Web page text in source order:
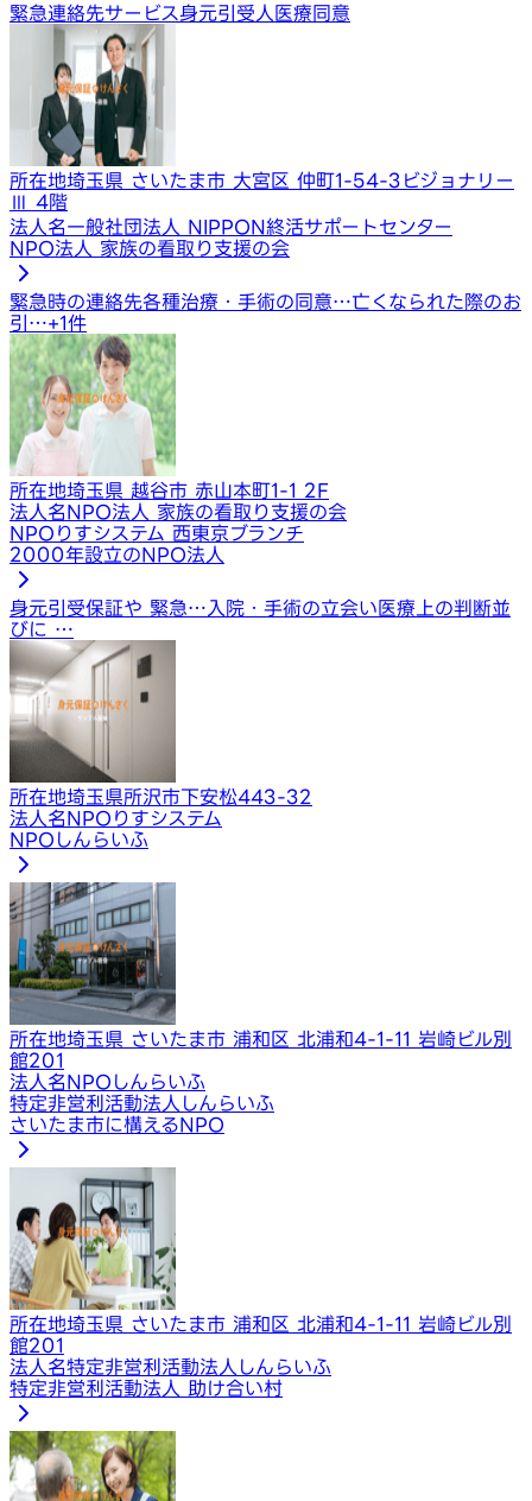
緊急連絡先サービス身元引受人医療同意
所在地埼玉県 さいたま市 大宮区 仲町1-54-3ビジョナリー
Ⅲ 4階
法人名一般社団法人 NIPPON終活サポートセンター
NPO法人 家族の看取り支援の会
緊急時の連絡先各種治療・手術の同意…亡くなられた際のお
引…+1件
所在地埼玉県 越谷市 赤山本町1-1 2F
法人名NPO法人 家族の看取り支援の会
NPOりすシステム 西東京ブランチ
2000年設立のNPO法人
身元引受保証や 緊急… 入院・手術の立会い医療上の判断並
びに …
所在地埼玉県所沢市下安松443-32
法人名NPOりすシステム
NPOしんらいふ
所在地埼玉県 さいたま市 浦和区 北浦和4-1-11 岩崎ビル別
館201
法人名NPOしんらいふ
特定非営利活動法人しんらいふ
さいたま市に構えるNPO
所在地埼玉県 さいたま市 浦和区 北浦和4-1-11 岩崎ビル別
館201
法人名特定非営利活動法人しんらいふ
特定非営利活動法人 助け合い村